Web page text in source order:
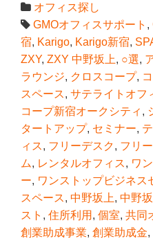
オフィス探し
GMOオフィスサポート ,
宿, Karigo, Karigo新宿,
ZXY, ZXY 中野坂上, ○選,
ラウンジ, クロスコープ,
スペース, サテライトオフ
コープ新宿オークシティ ,
タートアップ, セミナー,
ィス, フリーデスク, フリ
ム, レンタルオフィス, ワ
ー, ワンストップビジネス
スペース, 中野坂上, 中野
スト , 住所利用 , 個室, 共同
創業助成事業, 創業助成金,